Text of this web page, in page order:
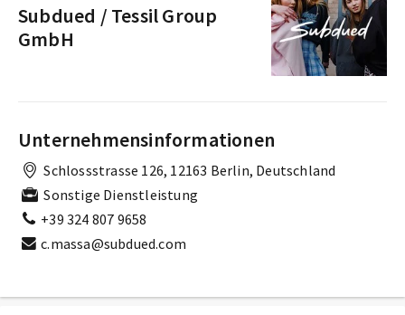
Subdued / Tessil Group
GmbH
Unternehmensinformationen
Schlossstrasse 126, 12163 Berlin, Deutschland
Sonstige Dienstleistung
+39 324 807 9658
c.massa@subdued.com